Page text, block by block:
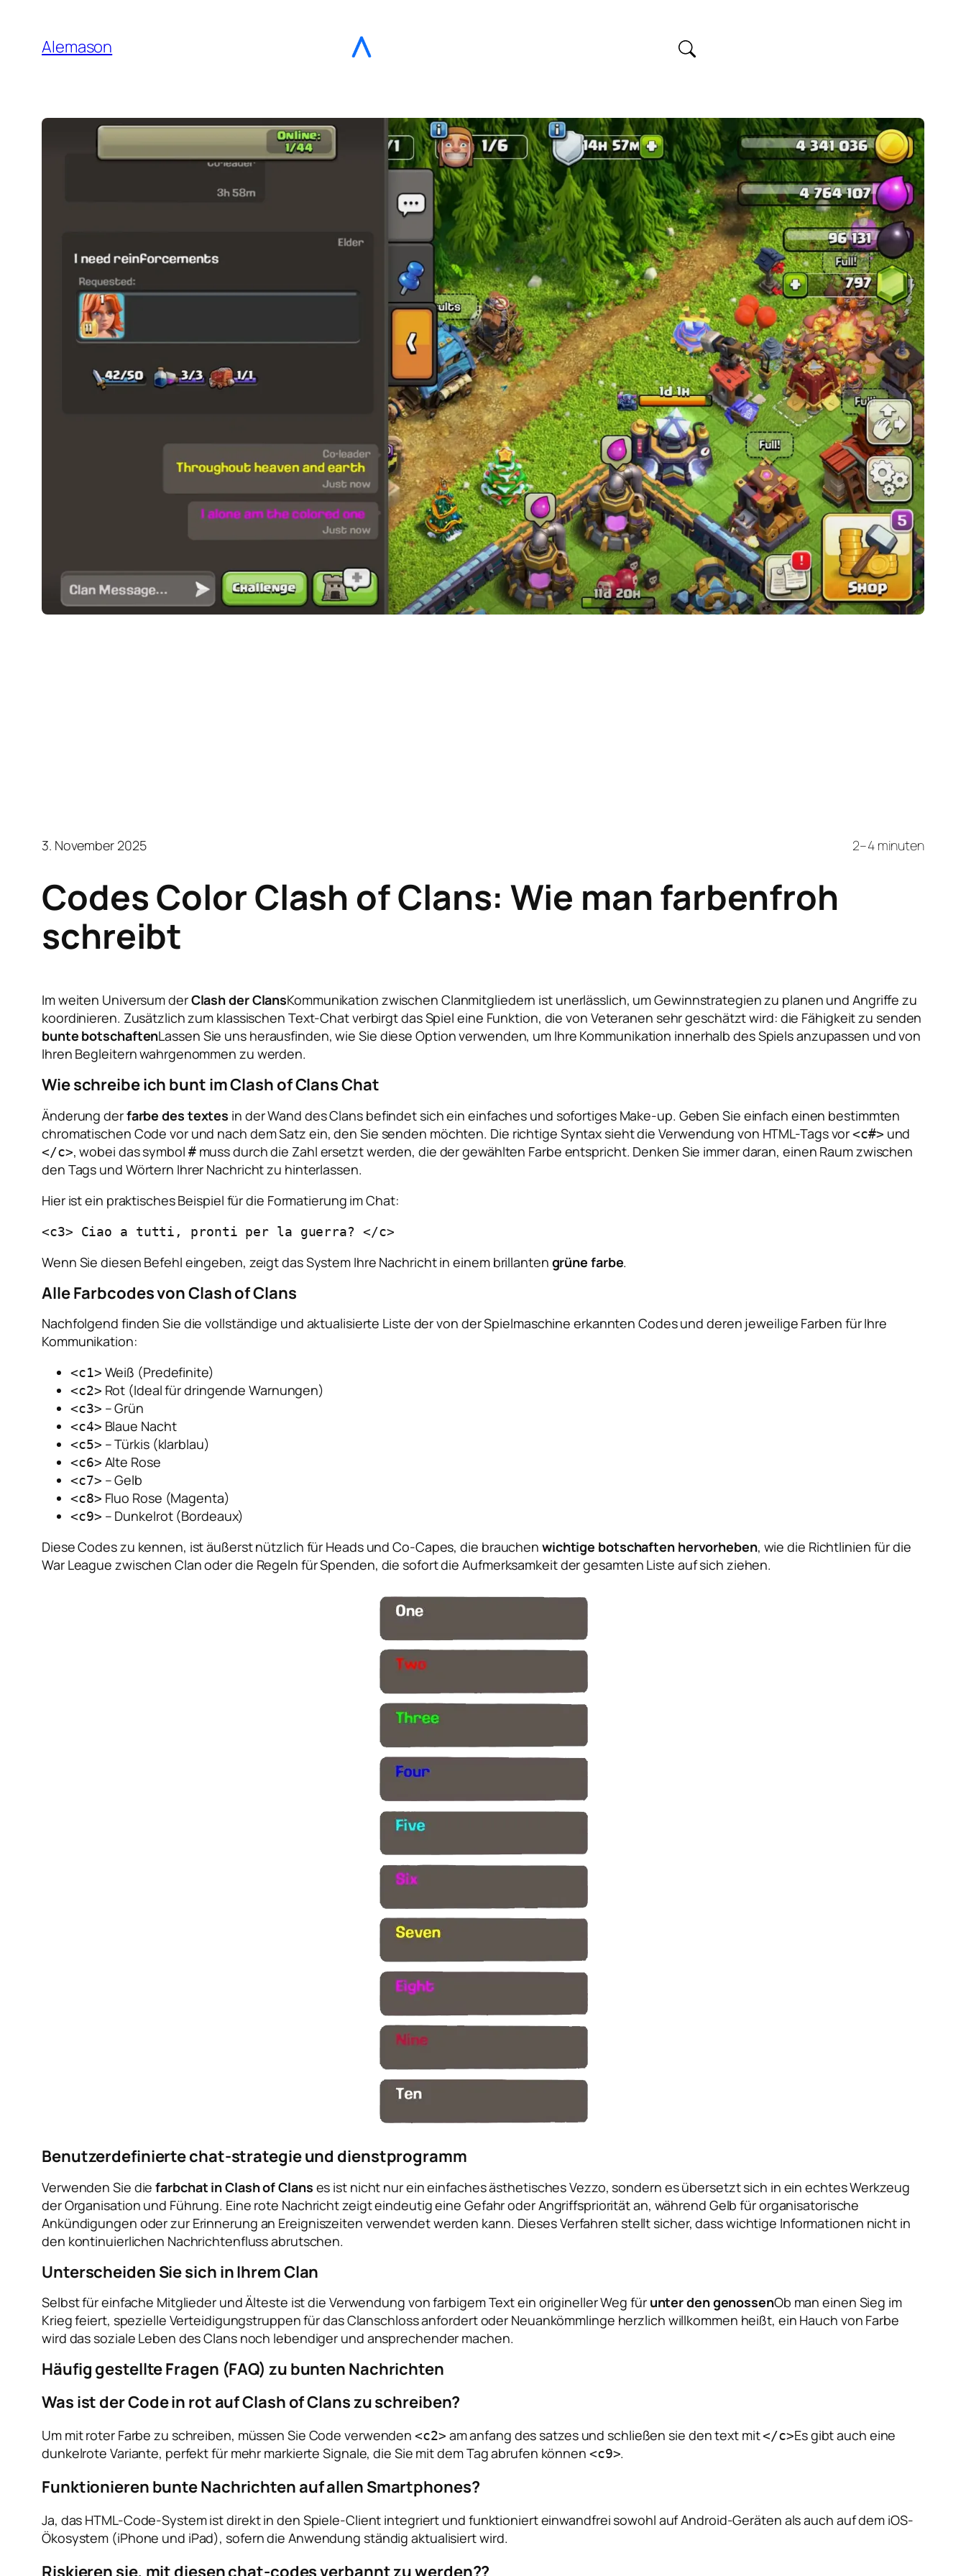
Content
Alemason
3. November 2025 2–4 minuten
Codes Color Clash of Clans: Wie man farbenfroh
schreibt
Im weiten Universum derClash der ClansKommunikation zwischen Clanmitgliedern ist unerlässlich, um Gewinnstrategien zu planen und Angriffe zu
koordinieren. Zusätzlich zum klassischen Text-Chat verbirgt das Spiel eine Funktion, die von Veteranen sehr geschätzt wird: die Fähigkeit zu senden
bunte botschaftenLassen Sie uns herausfinden, wie Sie diese Option verwenden, um Ihre Kommunikation innerhalb des Spiels anzupassen und von
Ihren Begleitern wahrgenommen zu werden.
Wie schreibe ich bunt im Clash of Clans Chat
Änderung derfarbe des textes in der Wand des Clans befindet sich ein einfaches und sofortiges Make-up. Geben Sie einfach einen bestimmten
chromatischen Code vor und nach dem Satz ein, den Sie senden möchten. Die richtige Syntax sieht die Verwendung von HTML-Tags vor<c#> und
</c>, wobei das symbol #muss durch die Zahl ersetzt werden, die der gewählten Farbe entspricht. Denken Sie immer daran, einen Raum zwischen
den Tags und Wörtern Ihrer Nachricht zu hinterlassen.
Hier ist ein praktisches Beispiel für die Formatierung im Chat:
<c3> Ciao a tutti, pronti per la guerra? </c>
Wenn Sie diesen Befehl eingeben, zeigt das System Ihre Nachricht in einem brillanten grüne farbe.
Alle Farbcodes von Clash of Clans
Nachfolgend finden Sie die vollständige und aktualisierte Liste der von der Spielmaschine erkannten Codes und deren jeweilige Farben für Ihre
Kommunikation:
<c1> Weiß (Predefinite)
<c2> Rot (Ideal für dringende Warnungen)
<c3> – Grün
<c4> Blaue Nacht
<c5> – Türkis (klarblau)
<c6> Alte Rose
<c7> – Gelb
<c8> Fluo Rose (Magenta)
<c9> – Dunkelrot (Bordeaux)
Diese Codes zu kennen, ist äußerst nützlich für Heads und Co-Capes, die brauchen wichtige botschaften hervorheben, wie die Richtlinien für die
War League zwischen Clan oder die Regeln für Spenden, die sofort die Aufmerksamkeit der gesamten Liste auf sich ziehen.
Benutzerdefinierte chat-strategie und dienstprogramm
Verwenden Sie diefarbchat in Clash of Clans es ist nicht nur ein einfaches ästhetisches Vezzo, sondern es übersetzt sich in ein echtes Werkzeug
der Organisation und Führung. Eine rote Nachricht zeigt eindeutig eine Gefahr oder Angriffspriorität an, während Gelb für organisatorische
Ankündigungen oder zur Erinnerung an Ereigniszeiten verwendet werden kann. Dieses Verfahren stellt sicher, dass wichtige Informationen nicht in
den kontinuierlichen Nachrichtenfluss abrutschen.
Unterscheiden Sie sich in Ihrem Clan
Selbst für einfache Mitglieder und Älteste ist die Verwendung von farbigem Text ein origineller Weg für unter den genossenOb man einen Sieg im
Krieg feiert, spezielle Verteidigungstruppen für das Clanschloss anfordert oder Neuankömmlinge herzlich willkommen heißt, ein Hauch von Farbe
wird das soziale Leben des Clans noch lebendiger und ansprechender machen.
Häufig gestellte Fragen (FAQ) zu bunten Nachrichten
Was ist der Code in rot auf Clash of Clans zu schreiben?
Um mit roter Farbe zu schreiben, müssen Sie Code verwenden<c2> am anfang des satzes und schließen sie den text mit</c>Es gibt auch eine
dunkelrote Variante, perfekt für mehr markierte Signale, die Sie mit dem Tag abrufen können <c9>.
Funktionieren bunte Nachrichten auf allen Smartphones?
Ja, das HTML-Code-System ist direkt in den Spiele-Client integriert und funktioniert einwandfrei sowohl auf Android-Geräten als auch auf dem iOS-
Ökosystem (iPhone und iPad), sofern die Anwendung ständig aktualisiert wird.